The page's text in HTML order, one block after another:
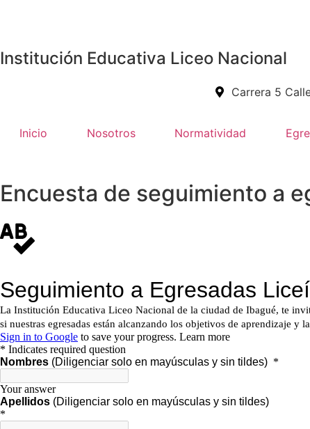
Institución Educativa Liceo Nacional
Carrera 5
Inicio Nosotros Normatividad
Encuesta de seguimiento a